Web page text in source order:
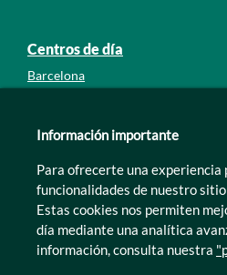
Centros de día
Barcelona
León
Murcia
Tarragona
Zamora
Información importante
Para ofrecerte una experiencia
funcionalidades de nuestro
Estas cookies nos permiten
día mediante una analítica
información, consulta nuestra